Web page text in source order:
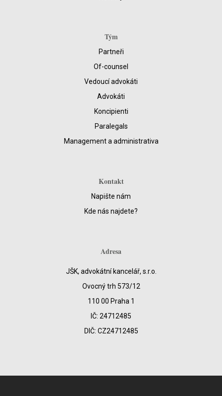
Tým
Partneři
Of-counsel
Vedoucí advokáti
Advokáti
Koncipienti
Paralegals
Management a administrativa
Kontakt
Napište nám
Kde nás najdete?
Adresa
JŠK, advokátní kancelář, s.r.o.
Ovocný trh 573/12
110 00 Praha 1
IČ: 24712485
DIČ: CZ24712485